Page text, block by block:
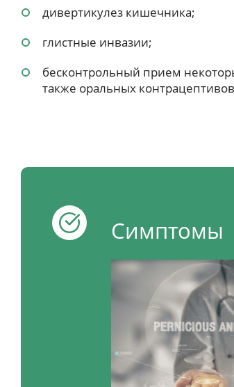
дивертикулез кишечника;
глистные инвазии;
бесконтрольный прием
также оральных
Симптомы